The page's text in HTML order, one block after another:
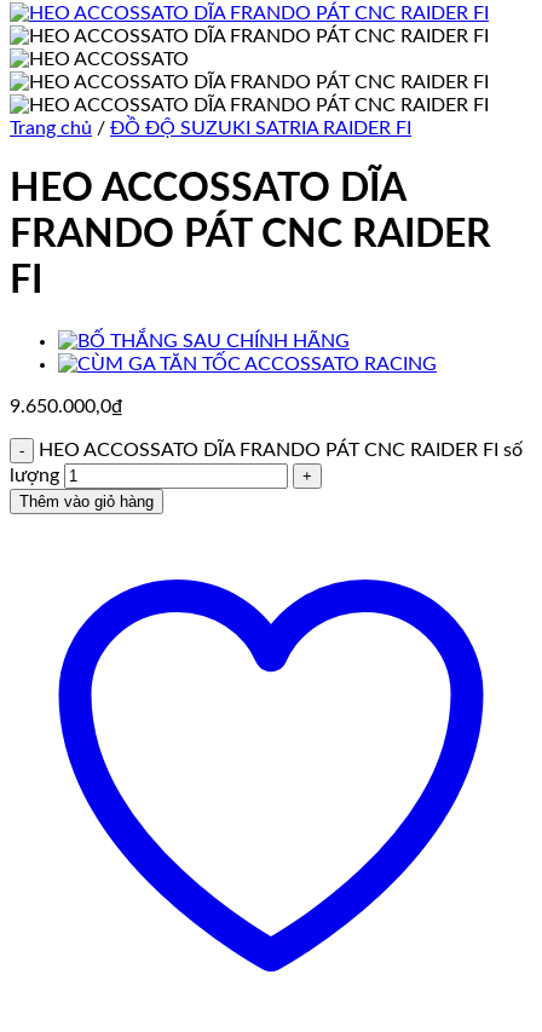
Trang chủ / ĐỒ ĐỘ SUZUKI SATRIA RAIDER FI
HEO ACCOSSATO DĨA
FRANDO PÁT CNC RAIDER
FI
9.650.000,0₫
HEO ACCOSSATO DĨA FRANDO PÁT CNC RAIDER FI số
lượng
Thêm vào giỏ hàng